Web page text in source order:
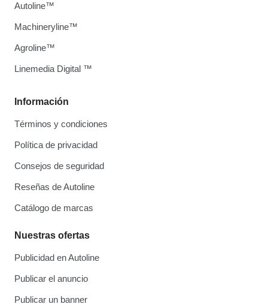
Información
Términos y condiciones
Política de privacidad
Consejos de seguridad
Reseñas de Autoline
Catálogo de marcas
Nuestras ofertas
Publicidad en Autoline
Publicar el anuncio
Publicar un banner
Autoline™
Machineryline™
Agroline™
Linemedia Digital ™